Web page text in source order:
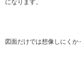
になります。
図面だけでは想像しにくか